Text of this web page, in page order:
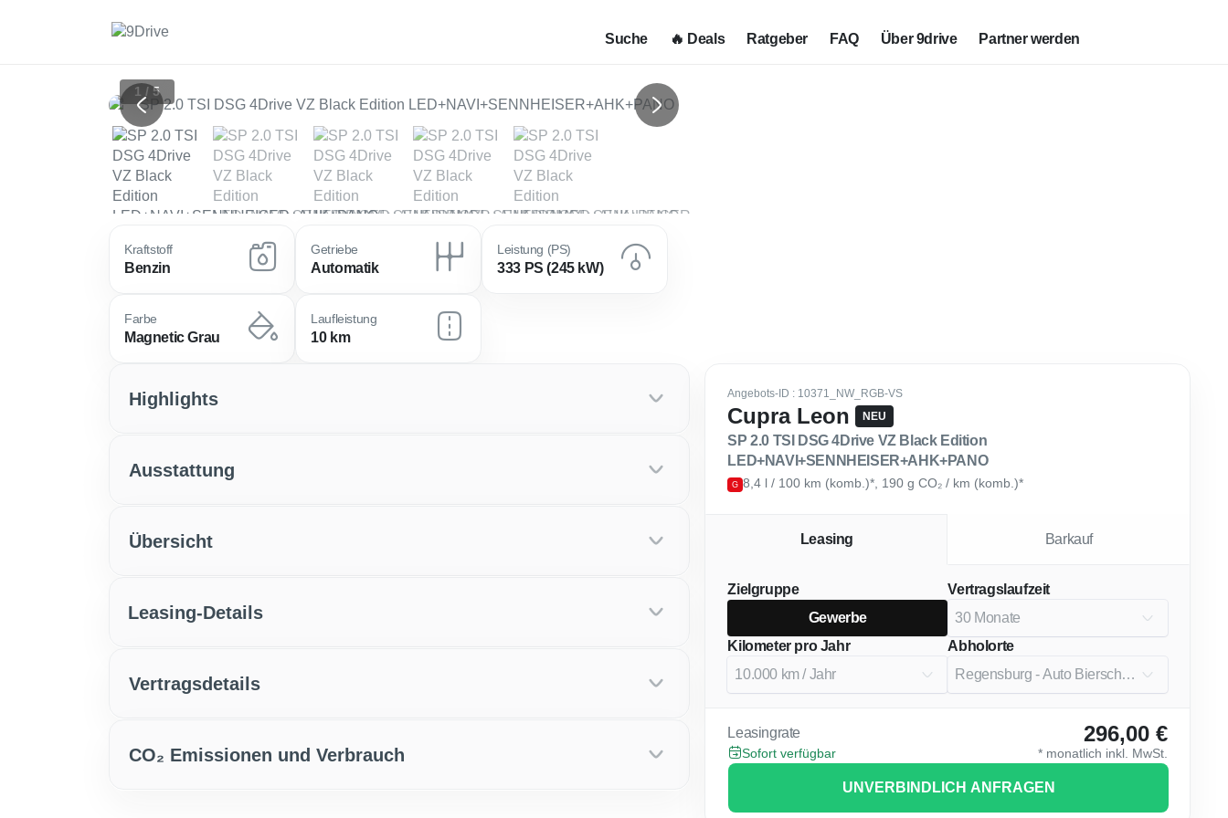
Suche 🔥 Deals Ratgeber FAQ Über 9drive Partner werden
Previous Next
1 / 5
Kraftstoff
Benzin
Getriebe
Automatik
Leistung (PS)
333 PS (245 kW)
Farbe
Magnetic Grau
Laufleistung
10 km
Angebots-ID : 10371_NW_RGB-VS
Cupra Leon NEU
SP 2.0 TSI DSG 4Drive VZ Black Edition
LED+NAVI+SENNHEISER+AHK+PANO
G 8,4 l / 100 km (komb.)*, 190 g CO₂ / km (komb.)*
Leasing Barkauf
Zielgruppe
Gewerbe
Vertragslaufzeit
Kilometer pro Jahr Abholorte
Leasingrate
Sofort verfügbar
296,00 €
* monatlich inkl. MwSt.
UNVERBINDLICH ANFRAGEN
Highlights
Ausstattung
Übersicht
Leasing-Details
Vertragsdetails
CO₂ Emissionen und Verbrauch